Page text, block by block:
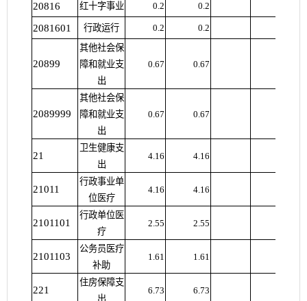
20816 红十字事业 0.2 0.2
2081601 行政运行 0.2 0.2
20899
其他社会保
障和就业支
出
0.67 0.67
2089999
其他社会保
障和就业支
出
0.67 0.67
21
卫生健康支
出
4.16 4.16
21011
行政事业单
位医疗
4.16 4.16
2101101
行政单位医
疗
2.55 2.55
2101103
公务员医疗
补助
1.61 1.61
221
住房保障支
出
6.73 6.73